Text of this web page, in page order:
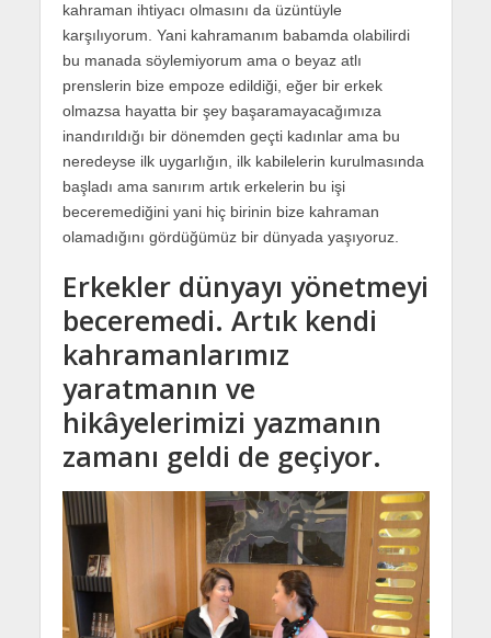
kahraman ihtiyacı olmasını da üzüntüyle
karşılıyorum. Yani kahramanım babamda olabilirdi
bu manada söylemiyorum ama o beyaz atlı
prenslerin bize empoze edildiği, eğer bir erkek
olmazsa hayatta bir şey başaramayacağımıza
inandırıldığı bir dönemden geçti kadınlar ama bu
neredeyse ilk uygarlığın, ilk kabilelerin kurulmasında
başladı ama sanırım artık erkelerin bu işi
beceremediğini yani hiç birinin bize kahraman
olamadığını gördüğümüz bir dünyada yaşıyoruz.
Erkekler dünyayı yönetmeyi
beceremedi. Artık kendi
kahramanlarımız
yaratmanın ve
hikâyelerimizi yazmanın
zamanı geldi de geçiyor.